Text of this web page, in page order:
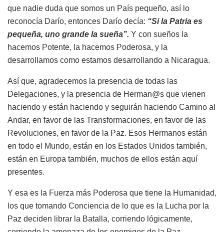
que nadie duda que somos un País pequeño, así lo
reconocía Darío, entonces Darío decía: “Si la Patria es
pequeña, uno grande la sueña”. Y con sueños la
hacemos Potente, la hacemos Poderosa, y la
desarrollamos como estamos desarrollando a Nicaragua.
Así que, agradecemos la presencia de todas las
Delegaciones, y la presencia de Herman@s que vienen
haciendo y están haciendo y seguirán haciendo Camino al
Andar, en favor de las Transformaciones, en favor de las
Revoluciones, en favor de la Paz. Esos Hermanos están
en todo el Mundo, están en los Estados Unidos también,
están en Europa también, muchos de ellos están aquí
presentes.
Y esa es la Fuerza más Poderosa que tiene la Humanidad,
los que tomando Conciencia de lo que es la Lucha por la
Paz deciden librar la Batalla, corriendo lógicamente,